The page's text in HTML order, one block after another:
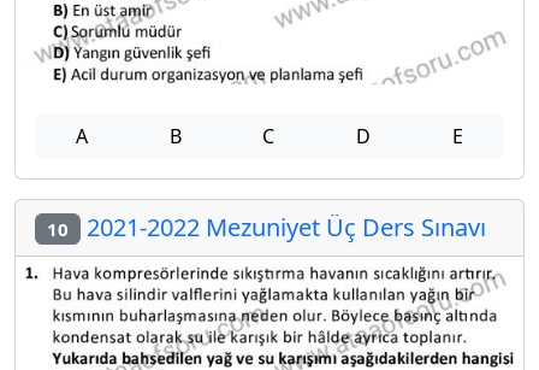
A B C D E
10 2021-2022 Mezuniyet Üç Ders Sınavı